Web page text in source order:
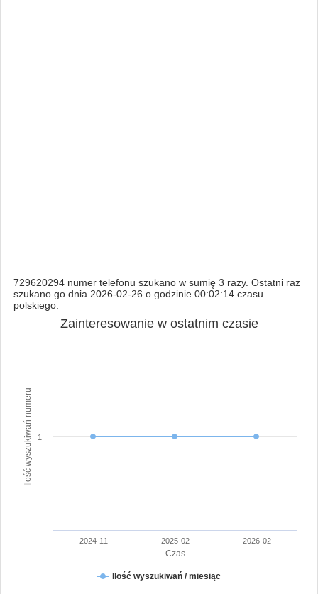
729620294 numer telefonu szukano w sumię 3 razy. Ostatni raz
szukano go dnia 2026-02-26 o godzinie 00:02:14 czasu
polskiego.
Czas
Ilość wyszukiwań numeru
Zainteresowanie w ostatnim czasie
Ilość wyszukiwań / miesiąc
2024-11 2025-02 2026-02
1